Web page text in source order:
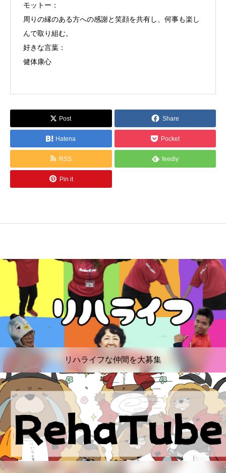
モットー：
周りの縁のある方への感謝と笑顔を共有し、何事も楽し
んで取り組む。
好きな言葉：
健体康心
Post Share
Hatena Pocket
RSS feedly
Pin it
リハライフな仲間を大募集